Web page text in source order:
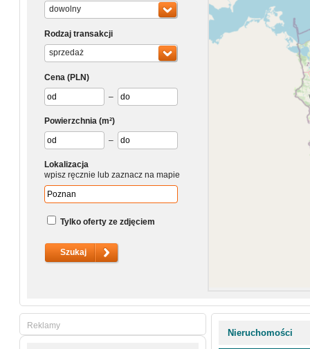
dowolny
Rodzaj transakcji
sprzedaż
Cena (PLN)
–
Powierzchnia (m²)
–
Lokalizacja
wpisz ręcznie lub zaznacz na mapie
Tylko oferty ze zdjęciem
Nieruchomości
Reklamy